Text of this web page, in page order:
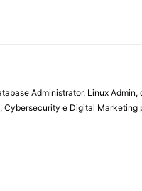
Administrator, Linux
e Digital Marketing